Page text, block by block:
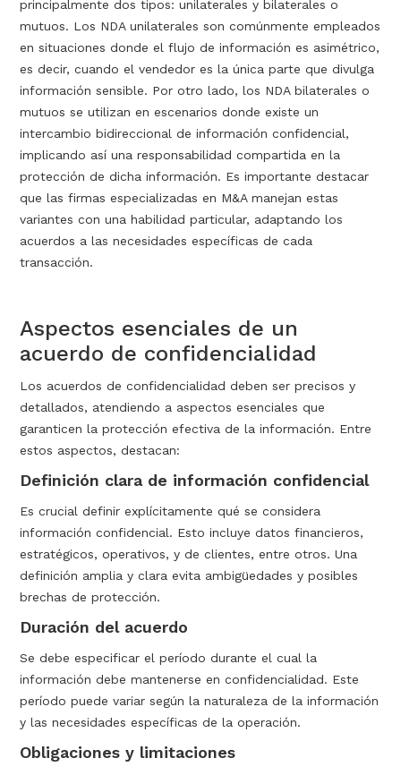
principalmente dos tipos: unilaterales y bilaterales o
mutuos. Los NDA unilaterales son comúnmente empleados
en situaciones donde el flujo de información es asimétrico,
es decir, cuando el vendedor es la única parte que divulga
información sensible. Por otro lado, los NDA bilaterales o
mutuos se utilizan en escenarios donde existe un
intercambio bidireccional de información confidencial,
implicando así una responsabilidad compartida en la
protección de dicha información. Es importante destacar
que las firmas especializadas en M&A manejan estas
variantes con una habilidad particular, adaptando los
acuerdos a las necesidades específicas de cada
transacción.
Aspectos esenciales de un
acuerdo de confidencialidad
Los acuerdos de confidencialidad deben ser precisos y
detallados, atendiendo a aspectos esenciales que
garanticen la protección efectiva de la información. Entre
estos aspectos, destacan:
Definición clara de información confidencial
Es crucial definir explícitamente qué se considera
información confidencial. Esto incluye datos financieros,
estratégicos, operativos, y de clientes, entre otros. Una
definición amplia y clara evita ambigüedades y posibles
brechas de protección.
Duración del acuerdo
Se debe especificar el período durante el cual la
información debe mantenerse en confidencialidad. Este
período puede variar según la naturaleza de la información
y las necesidades específicas de la operación.
Obligaciones y limitaciones